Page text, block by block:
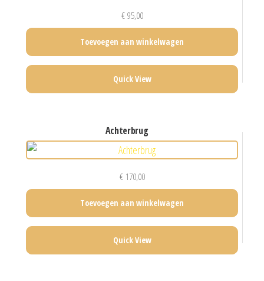
€95,00
Toevoegen aan winkelwagen
Quick View
achterbrug
€170,00
Toevoegen aan winkelwagen
Quick View